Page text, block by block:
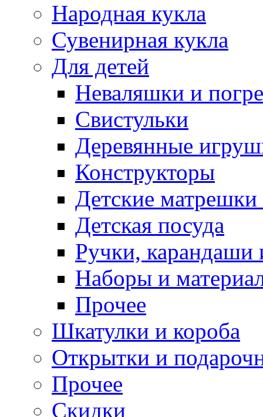
Народная кукла
Сувенирная кукла
Для детей
Неваляшки и
Свистульки
Деревянные
Конструкторы
Детские
Детская посуда
Ручки,
Наборы и
Прочее
Шкатулки и короба
Открытки и
Прочее
Скидки